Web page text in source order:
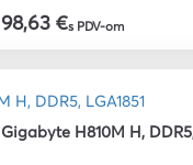
98,63 €s PDV-om
Gigabyte H810M H, DDR5,